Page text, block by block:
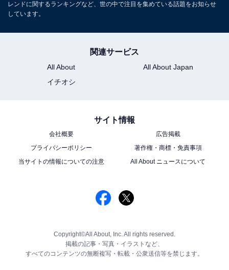
レンドに関するランキングなど、世の中で注目を集めている話題をお知らせ
しています。
関連サービス
All About
All About Japan
イチオシ
サイト情報
会社概要
広告掲載
プライバシーポリシー
著作権・商標・免責事項
当サイトの情報についての注意
All About ニュースについて
Copyright©All About, Inc. All rights reserved.
掲載の記事・写真・イラストなど、
すべてのコンテンツの無断複写・転載・公衆送信等を禁じます。